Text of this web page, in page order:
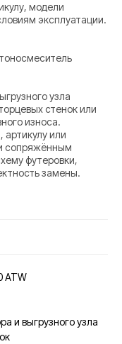
модели
эксплуатации.
узла
стенок или
износа.
или
сопряжённым
футеровки,
замены.
ATW
и выгрузного узла